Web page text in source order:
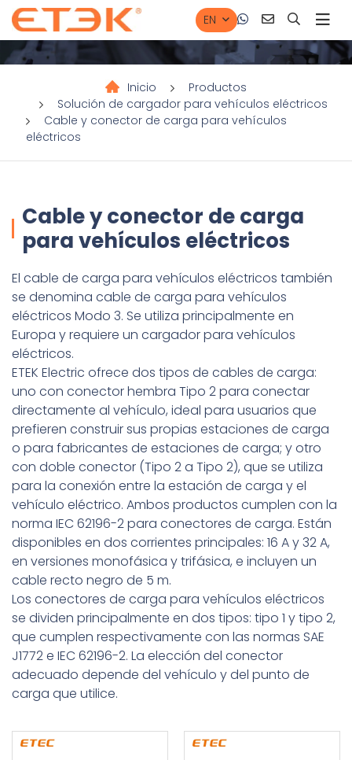
EN
Inicio
Productos
Solución de cargador para vehículos eléctricos
Cable y conector de carga para vehículos
eléctricos
Cable y conector de carga
para vehículos eléctricos
El cable de carga para vehículos eléctricos también
se denomina cable de carga para vehículos
eléctricos Modo 3. Se utiliza principalmente en
Europa y requiere un cargador para vehículos
eléctricos.
ETEK Electric ofrece dos tipos de cables de carga:
uno con conector hembra Tipo 2 para conectar
directamente al vehículo, ideal para usuarios que
prefieren construir sus propias estaciones de carga
o para fabricantes de estaciones de carga; y otro
con doble conector (Tipo 2 a Tipo 2), que se utiliza
para la conexión entre la estación de carga y el
vehículo eléctrico. Ambos productos cumplen con la
norma IEC 62196-2 para conectores de carga. Están
disponibles en dos corrientes principales: 16 A y 32 A,
en versiones monofásica y trifásica, e incluyen un
cable recto negro de 5 m.
Los conectores de carga para vehículos eléctricos
se dividen principalmente en dos tipos: tipo 1 y tipo 2,
que cumplen respectivamente con las normas SAE
J1772 e IEC 62196-2. La elección del conector
adecuado depende del vehículo y del punto de
carga que utilice.